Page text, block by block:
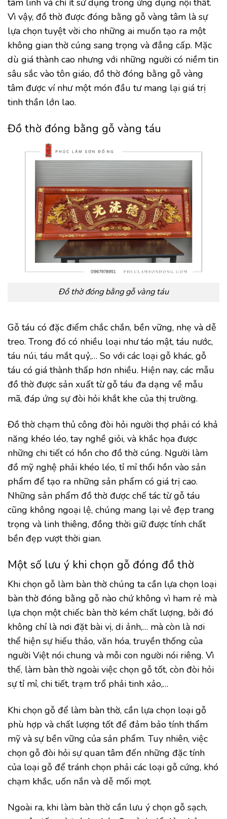
tâm linh và chỉ ít sử dụng trong ứng dụng nội thất.
Vì vậy, đồ thờ được đóng bằng gỗ vàng tâm là sự
lựa chọn tuyệt vời cho những ai muốn tạo ra một
không gian thờ cúng sang trọng và đẳng cấp. Mặc
dù giá thành cao nhưng với những người có niềm tin
sâu sắc vào tôn giáo, đồ thờ đóng bằng gỗ vàng
tâm được ví như một món đầu tư mang lại giá trị
tinh thần lớn lao.
Đồ thờ đóng bằng gỗ vàng táu
Đồ thờ đóng bằng gỗ vàng táu
Gỗ táu có đặc điểm chắc chắn, bền vững, nhẹ và dễ
treo. Trong đó có nhiều loại như táo mật, táu nước,
táu núi, táu mắt quỷ,… So với các loại gỗ khác, gỗ
táu có giá thành thấp hơn nhiều. Hiện nay, các mẫu
đồ thờ được sản xuất từ gỗ táu đa dạng về mẫu
mã, đáp ứng sự đòi hỏi khắt khe của thị trường.
Đồ thờ chạm thủ công đòi hỏi người thợ phải có khả
năng khéo léo, tay nghề giỏi, và khắc họa được
những chi tiết có hồn cho đồ thờ cúng. Người làm
đồ mỹ nghệ phải khéo léo, tỉ mỉ thổi hồn vào sản
phẩm để tạo ra những sản phẩm có giá trị cao.
Những sản phẩm đồ thờ được chế tác từ gỗ táu
cũng không ngoại lệ, chúng mang lại vẻ đẹp trang
trọng và linh thiêng, đồng thời giữ được tính chất
bền đẹp vượt thời gian.
Một số lưu ý khi chọn gỗ đóng đồ thờ
Khi chọn gỗ làm bàn thờ chúng ta cần lựa chọn loại
bàn thờ đóng bằng gỗ nào chứ không vì ham rẻ mà
lựa chọn một chiếc bàn thờ kém chất lượng, bởi đó
không chỉ là nơi đặt bài vị, di ảnh,… mà còn là nơi
thể hiện sự hiếu thảo, văn hóa, truyền thống của
người Việt nói chung và mỗi con người nói riêng. Vì
thế, làm bàn thờ ngoài việc chọn gỗ tốt, còn đòi hỏi
sự tỉ mỉ, chi tiết, trạm trổ phải tinh xảo,…
Khi chọn gỗ để làm bàn thờ, cần lựa chọn loại gỗ
phù hợp và chất lượng tốt để đảm bảo tính thẩm
mỹ và sự bền vững của sản phẩm. Tuy nhiên, việc
chọn gỗ đòi hỏi sự quan tâm đến những đặc tính
của loại gỗ để tránh chọn phải các loại gỗ cứng, khó
chạm khắc, uốn nắn và dễ mối mọt.
Ngoài ra, khi làm bàn thờ cần lưu ý chọn gỗ sạch,